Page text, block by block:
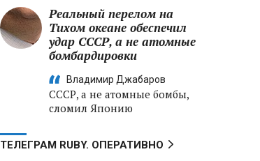
Реальный перелом на
Тихом океане обеспечил
удар СССР, а не атомные
бомбардировки
Владимир Джабаров
СССР, а не атомные бомбы,
сломил Японию
ТЕЛЕГРАМ RUBY. ОПЕРАТИВНО